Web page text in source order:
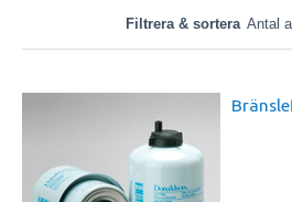
Filtrera & sortera Antal